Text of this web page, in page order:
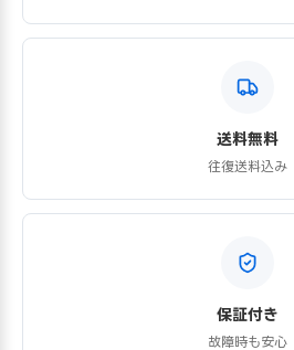
送料無料
往復送料込み
保証付き
故障時も安心